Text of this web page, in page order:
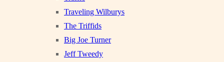
Traveling Wilburys
The Triffids
Big Joe Turner
Jeff Tweedy